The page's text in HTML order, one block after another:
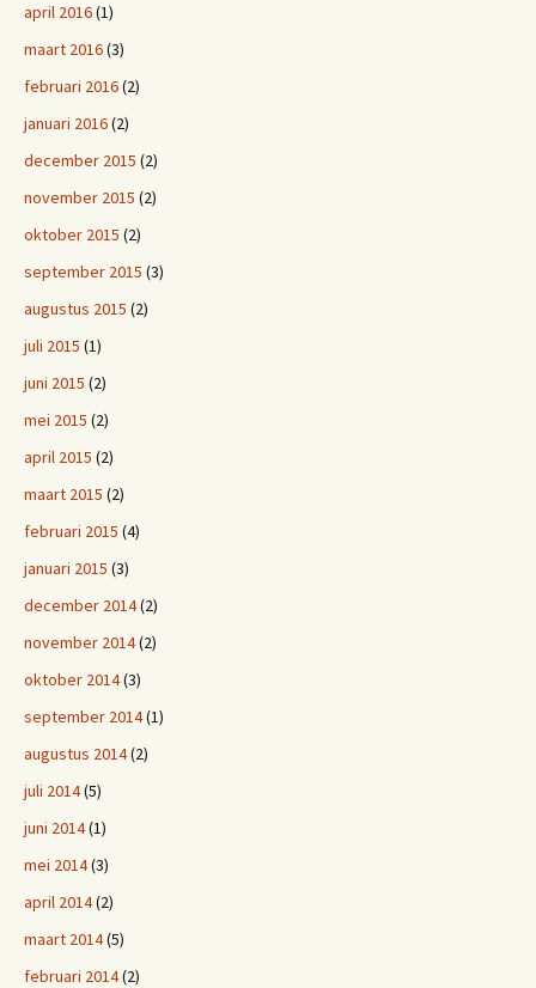
april 2016(1)
maart 2016(3)
februari 2016(2)
januari 2016(2)
december 2015 (2)
november 2015 (2)
oktober 2015 (2)
september 2015 (3)
augustus 2015 (2)
juli 2015 (1)
juni 2015 (2)
mei 2015 (2)
april 2015 (2)
maart 2015 (2)
februari 2015 (4)
januari 2015 (3)
december 2014(2)
november 2014(2)
oktober 2014(3)
september 2014(1)
augustus 2014(2)
juli 2014(5)
juni 2014(1)
mei 2014(3)
april 2014(2)
maart 2014(5)
februari 2014(2)